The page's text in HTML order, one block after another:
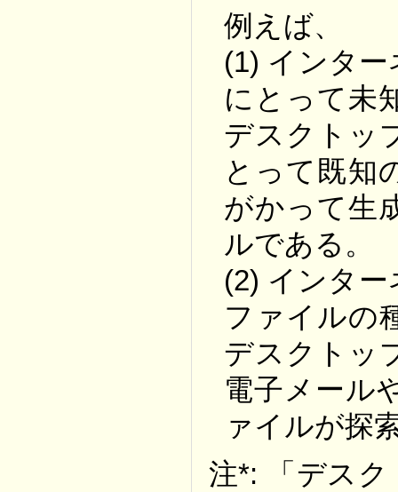
例えば、
(1) インタ
にとって未
デスクトッ
とって既知
がかって生
ルである。
(2) インタ
ファイルの
デスクトッ
電子メール
ァイルが探
注*: 「デス